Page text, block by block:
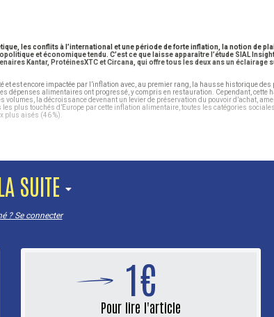
les conflits à l’international et une période de forte inflation, la notion de
et économique tendu. C’est ce que laisse apparaître l’étude SIAL
Kantar, ProtéinesXTC et Circana, qui offre tous les deux ans un éclairage
est encore impactée par l’inflation avec, au premier rang, la hausse historique des
dépenses alimentaires ont progressé, y compris en restauration. Cependant, cette
la décroissance devenant un levier de préservation du pouvoir d’achat,
plus touchés d’Europe par cette inflation alimentaire, toutes les catégories
plus aisés (46 %).
SUITE
? Se connecter
1€
Pour lire l'article